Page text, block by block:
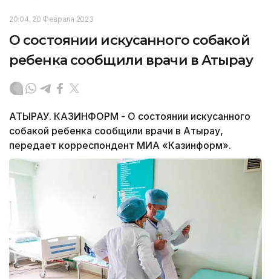
20:04, 20 Февраля 2023
О состоянии искусанного собакой
ребенка сообщили врачи в Атырау
АТЫРАУ. КАЗИНФОРМ - О состоянии искусанного
собакой ребенка сообщили врачи в Атырау,
передает корреспондент МИА «Казинформ».